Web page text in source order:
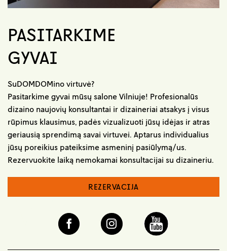
PASITARKIME
GYVAI
SuDOMDOMino virtuvė?
Pasitarkime gyvai mūsų salone Vilniuje! Profesionalūs
dizaino naujovių konsultantai ir dizaineriai atsakys į visus
rūpimus klausimus, padės vizualizuoti jūsų idėjas ir atras
geriausią sprendimą savai virtuvei. Aptarus individualius
jūsų poreikius pateiksime asmeninį pasiūlymą/us.
Rezervuokite laiką nemokamai konsultacijai su dizaineriu.
REZERVACIJA